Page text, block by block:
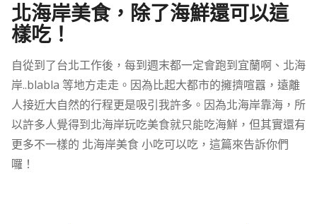
北海岸美食，除了海鮮還可以這
樣吃！
自從到了台北工作後，每到週末都一定會跑到宜蘭啊、北海
岸..blabla 等地方走走。因為比起大都市的擁擠喧囂，遠離
人接近大自然的行程更是吸引我許多。因為北海岸靠海，所
以許多人覺得到北海岸玩吃美食就只能吃海鮮，但其實還有
更多不一樣的 北海岸美食 小吃可以吃，這篇來告訴你們
囉！